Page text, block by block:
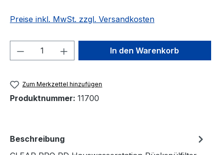
Preise inkl. MwSt. zzgl. Versandkosten
Produkt Anzahl: Gib denIn den Warenkorb
Zum Merkzettel hinzufügen
Produktnummer: 11700
Beschreibung